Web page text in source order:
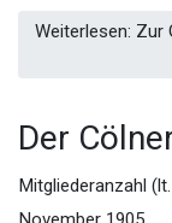
Weiterlesen: Zur
Der
Mitgliederanzahl